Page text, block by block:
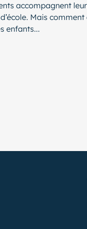
accompagnent
Mais comment
enfants...